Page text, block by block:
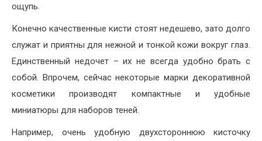
ощупь.
Конечно качественные кисти стоят недешево, зато долго
служат и приятны для нежной и тонкой кожи вокруг глаз.
Единственный недочет – их не всегда удобно брать с
собой. Впрочем, сейчас некоторые марки декоративной
косметики производят компактные и удобные
миниатюры для наборов теней.
Например, очень удобную двухстороннюю кисточку